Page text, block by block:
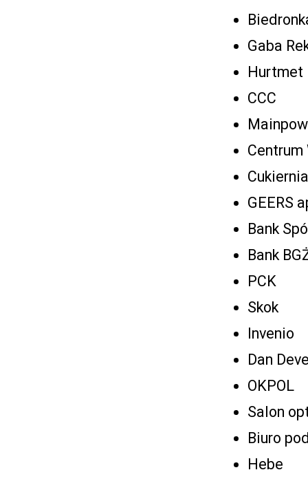
Gaba
Hurtmet
CCC
Centrum
GEERS
Bank
Bank
PCK
Skok
Invenio
Dan
OKPOL
Salon
Biuro
Hebe